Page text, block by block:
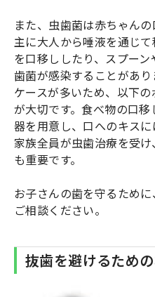
また、虫歯菌は赤ちゃん
主に大人から唾液を通じ
を口移ししたり、スプー
歯菌が感染することがあ
ケースが多いため、以下
が大切です。食べ物の口
器を用意し、口へのキスに
家族全員が虫歯治療を受
も重要です。
お子さんの歯を守るため
ご相談ください。
抜歯を避けるため